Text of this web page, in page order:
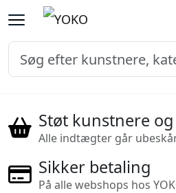
Støt kunstnere
Alle indtægter går
Sikker betaling
På alle webshops hos